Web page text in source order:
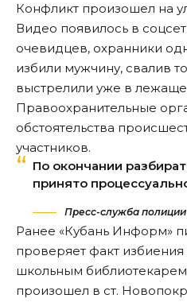
Конфликт произошел на
Видео появилось в
очевидцев, охранники
избили мужчину, свалив
выстрелили уже в
Правоохранительные
обстоятельства
участников.
По окончании
принято
Пресс-служба
Ранее «Кубань Информ»
проверяет факт
школьным
произошел в ст.